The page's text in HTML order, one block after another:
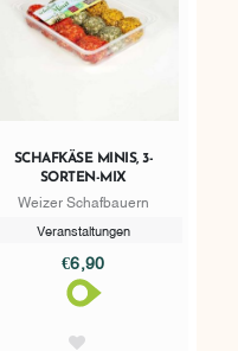
SCHAFKÄSE MINIS, 3-
SORTEN-MIX
Weizer Schafbauern
Veranstaltungen
€6,90